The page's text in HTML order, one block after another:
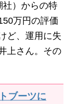
社）からの特
万円の評価
ど、運用に失
上さん。その
ブーツに